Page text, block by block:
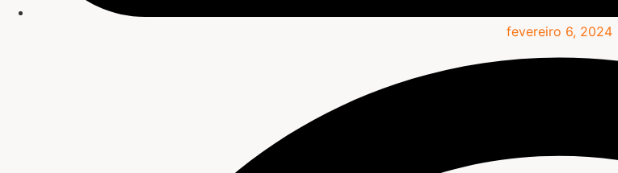
fevereiro 6, 2024